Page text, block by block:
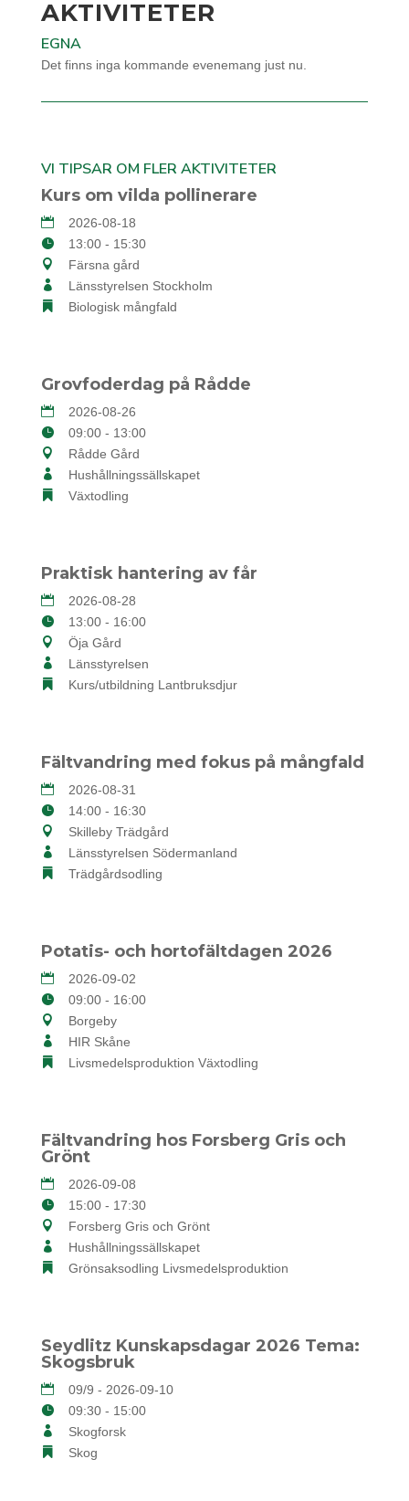
AKTIVITETER
EGNA
Det finns inga kommande evenemang just nu.
VI TIPSAR OM FLER AKTIVITETER
Kurs om vilda pollinerare
2026-08-18
13:00 - 15:30
Färsna gård
Länsstyrelsen Stockholm
Biologisk mångfald
Grovfoderdag på Rådde
2026-08-26
09:00 - 13:00
Rådde Gård
Hushållningssällskapet
Växtodling
Praktisk hantering av får
2026-08-28
13:00 - 16:00
Öja Gård
Länsstyrelsen
Kurs/utbildning Lantbruksdjur
Fältvandring med fokus på mångfald
2026-08-31
14:00 - 16:30
Skilleby Trädgård
Länsstyrelsen Södermanland
Trädgårdsodling
Potatis- och hortofältdagen 2026
2026-09-02
09:00 - 16:00
Borgeby
HIR Skåne
Livsmedelsproduktion Växtodling
Fältvandring hos Forsberg Gris och
Grönt
2026-09-08
15:00 - 17:30
Forsberg Gris och Grönt
Hushållningssällskapet
Grönsaksodling Livsmedelsproduktion
Seydlitz Kunskapsdagar 2026 Tema:
Skogsbruk
09/9 - 2026-09-10
09:30 - 15:00
Skogforsk
Skog